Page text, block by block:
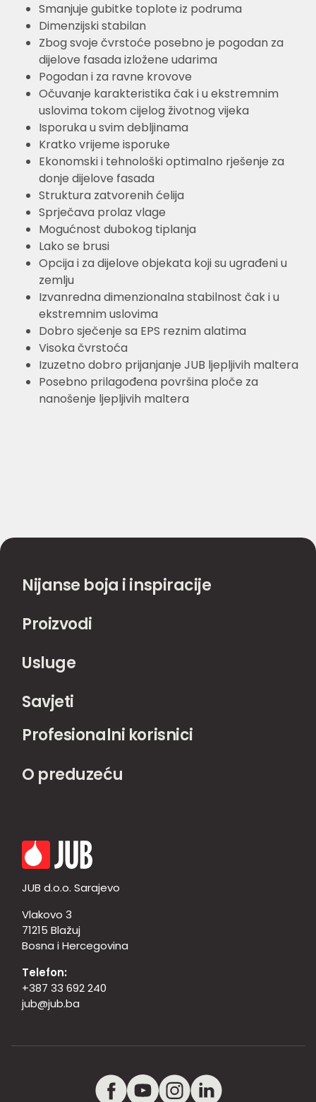
Smanjuje gubitke toplote iz podruma
Dimenzijski stabilan
Zbog svoje čvrstoće posebno je pogodan za
dijelove fasada izložene udarima
Pogodan i za ravne krovove
Očuvanje karakteristika čak i u ekstremnim
uslovima tokom cijelog životnog vijeka
Isporuka u svim debljinama
Kratko vrijeme isporuke
Ekonomski i tehnološki optimalno rješenje za
donje dijelove fasada
Struktura zatvorenih ćelija
Sprječava prolaz vlage
Mogućnost dubokog tiplanja
Lako se brusi
Opcija i za dijelove objekata koji su ugrađeni u
zemlju
Izvanredna dimenzionalna stabilnost čak i u
ekstremnim uslovima
Dobro sječenje sa EPS reznim alatima
Visoka čvrstoća
Izuzetno dobro prijanjanje JUB ljepljivih maltera
Posebno prilagođena površina ploče za
nanošenje ljepljivih maltera
Nijanse boja i inspiracije
Proizvodi
Usluge
Savjeti
Profesionalni korisnici
O preduzeću
JUB d.o.o. Sarajevo
Vlakovo 3
71215 Blažuj
Bosna i Hercegovina
Telefon:
+387 33 692 240
jub@jub.ba